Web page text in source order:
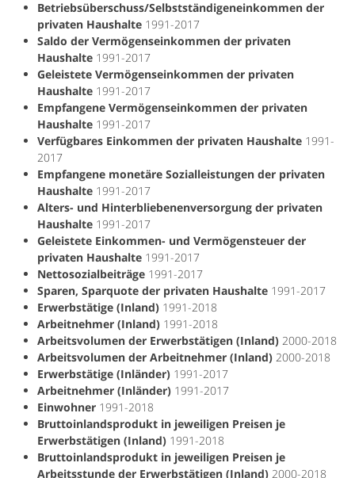
Betriebsüberschuss/Selbstständigeneinkommen der
privaten Haushalte 1991-2017
Saldo der Vermögenseinkommen der privaten
Haushalte 1991-2017
Geleistete Vermögenseinkommen der privaten
Haushalte 1991-2017
Empfangene Vermögenseinkommen der privaten
Haushalte 1991-2017
Verfügbares Einkommen der privaten Haushalte 1991-
2017
Empfangene monetäre Sozialleistungen der privaten
Haushalte 1991-2017
Alters- und Hinterbliebenenversorgung der privaten
Haushalte 1991-2017
Geleistete Einkommen- und Vermögensteuer der
privaten Haushalte 1991-2017
Nettosozialbeiträge 1991-2017
Sparen, Sparquote der privaten Haushalte 1991-2017
Erwerbstätige (Inland) 1991-2018
Arbeitnehmer (Inland) 1991-2018
Arbeitsvolumen der Erwerbstätigen (Inland) 2000-2018
Arbeitsvolumen der Arbeitnehmer (Inland) 2000-2018
Erwerbstätige (Inländer) 1991-2017
Arbeitnehmer (Inländer) 1991-2017
Einwohner 1991-2018
Bruttoinlandsprodukt in jeweiligen Preisen je
Erwerbstätigen (Inland) 1991-2018
Bruttoinlandsprodukt in jeweiligen Preisen je
Arbeitsstunde der Erwerbstätigen (Inland) 2000-2018